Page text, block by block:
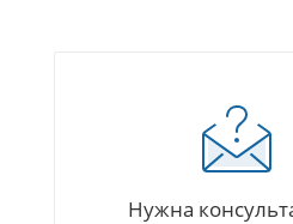
Нужна